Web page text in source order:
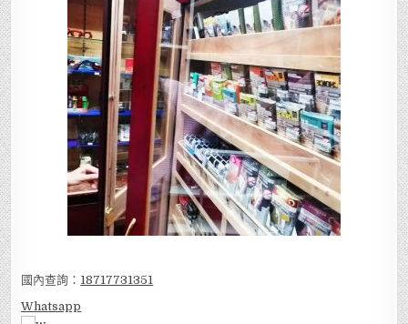
國內查詢： 18717731351
Whatsapp